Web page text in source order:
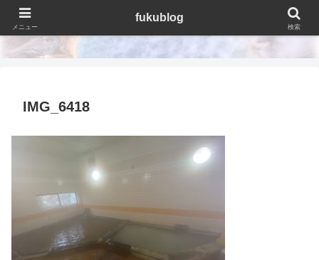
fukublog
IMG_6418
メニュー
fukublog
検索